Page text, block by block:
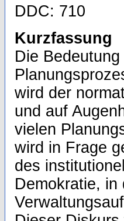
DDC: 710
Kurzfassung
Die
wird der
und auf
vielen
wird in Frage
des
Demokratie, in